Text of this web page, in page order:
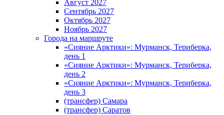
Август 2027
Сентябрь 2027
Октябрь 2027
Ноябрь 2027
Города на маршруте
«Сияние Арктики»: Мурманск, Териберка,
день 1
«Сияние Арктики»: Мурманск, Териберка,
день 2
«Сияние Арктики»: Мурманск, Териберка,
день 3
(трансфер) Самара
(трансфер) Саратов